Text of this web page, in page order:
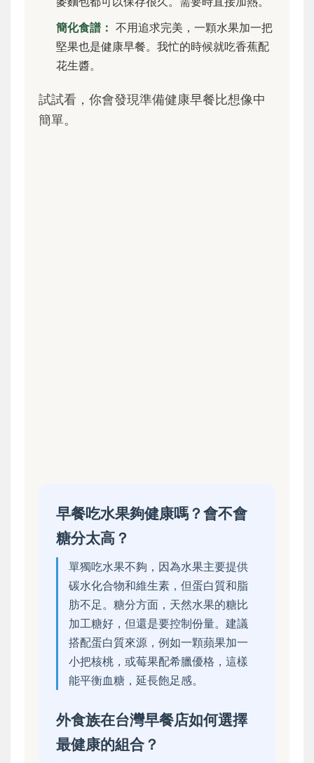
簡化食譜： 不用追求完美，一顆水果加一把
堅果也是健康早餐。我忙的時候就吃香蕉配
花生醬。
試試看，你會發現準備健康早餐比想像中
簡單。
早餐吃水果夠健康嗎？會不會
糖分太高？
單獨吃水果不夠，因為水果主要提供
碳水化合物和維生素，但蛋白質和脂
肪不足。糖分方面，天然水果的糖比
加工糖好，但還是要控制份量。建議
搭配蛋白質來源，例如一顆蘋果加一
小把核桃，或莓果配希臘優格，這樣
能平衡血糖，延長飽足感。
外食族在台灣早餐店如何選擇
最健康的組合？